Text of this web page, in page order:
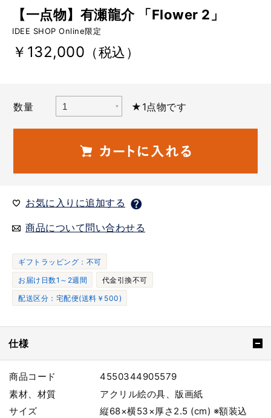
【一点物】有瀬龍介 「Flower 2」
IDEE SHOP Online限定
￥132,000 （税込）
数量 ★1点物です
お気に入りに追加する
商品について問い合わせる
ギフトラッピング：不可
お届け日数1～2週間
代金引換不可
配送区分：宅配便(送料￥500)
仕様
商品コード
4550344905579
素材、材質
アクリル絵の具、版画紙
サイズ
縦68×横53×厚さ2.5 (cm) ※額装込